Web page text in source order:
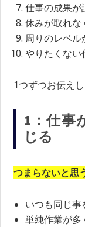
仕事の成果が
休みが取れな
周りのレベル
やりたくない
1つずつお伝えし
1：仕事
じる
つまらないと思
いつも同じ事
単純作業が多